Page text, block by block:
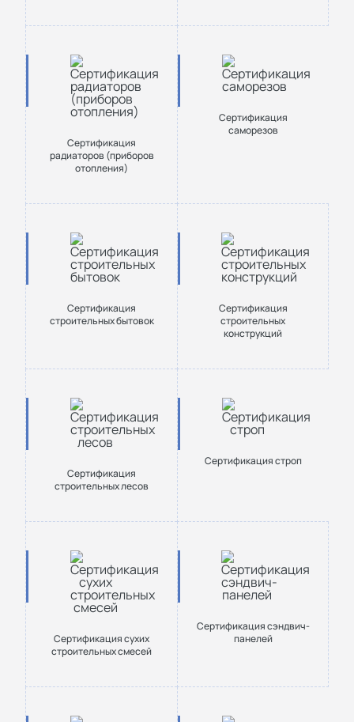
Сертификация
радиаторов (приборов
отопления)
Сертификация
саморезов
Сертификация
строительных бытовок
Сертификация
строительных
конструкций
Сертификация
строительных лесов
Сертификация строп
Сертификация сухих
строительных смесей
Сертификация сэндвич-
панелей